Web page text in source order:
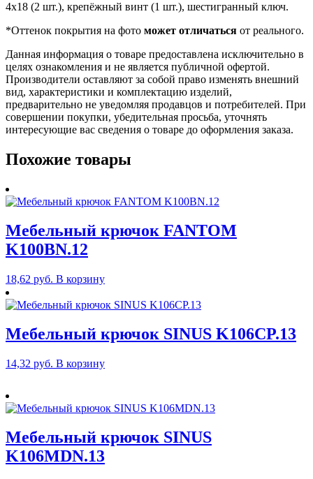
4х18 (2 шт.), крепёжный винт (1 шт.), шестигранный ключ.
*Оттенок покрытия на фото может отличаться от реального.
Данная информация о товаре предоставлена исключительно в
целях ознакомления и не является публичной офертой.
Производители оставляют за собой право изменять внешний
вид, характеристики и комплектацию изделий,
предварительно не уведомляя продавцов и потребителей. При
совершении покупки, убедительная просьба, уточнять
интересующие вас сведения о товаре до оформления заказа.
Похожие товары
Мебельный крючок FANTOM
K100BN.12
18,62 руб. В корзину
Мебельный крючок SINUS K106CP.13
14,32 руб. В корзину
Мебельный крючок SINUS
K106MDN.13